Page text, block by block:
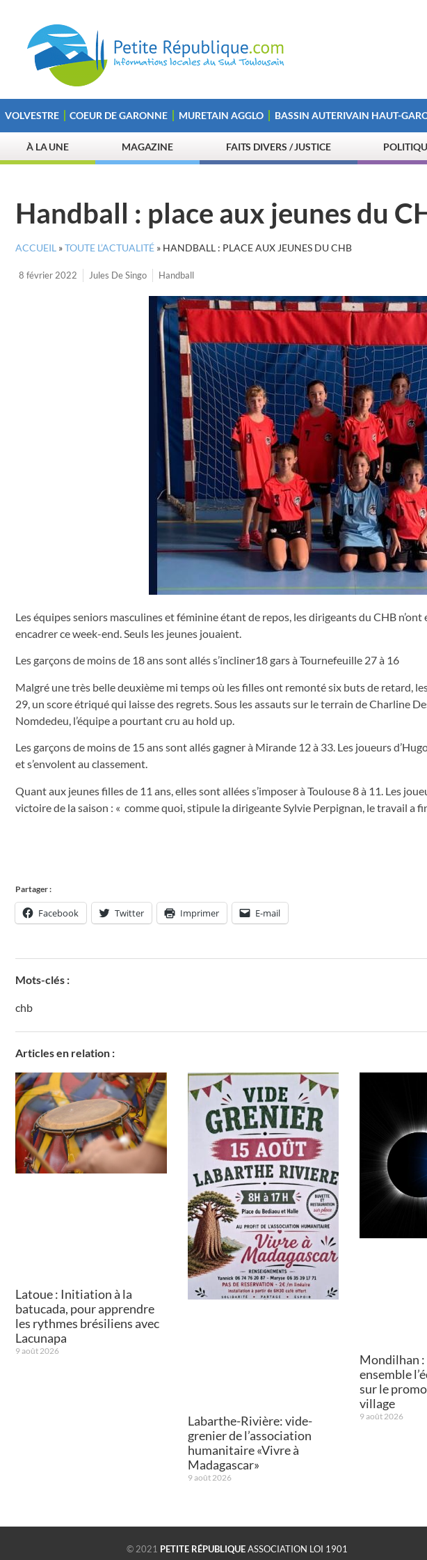
VOLVESTRE COEUR DE GARONNE MURETAIN AGGLO BASSIN AUTERIVAIN HAUT-
À LA UNE MAGAZINE FAITS DIVERS / JUSTICE
Handball : place aux jeunes du
ACCUEIL »TOUTE L’ACTUALITÉ » HANDBALL : PLACE AUX JEUNES DU CHB
8 février 2022 Jules De Singo Handball
Les équipes seniors masculines et féminine étant de repos, les dirigeants du CHB
encadrer ce week-end. Seuls les jeunes jouaient.
Les garçons de moins de 18 ans sont allés s’incliner18 gars à Tournefeuille 27 à 16
Malgré une très belle deuxième mi temps où les filles ont remonté six buts de retard,
29, un score étriqué qui laisse des regrets. Sous les assauts sur le terrain de Charline
Nomdedeu, l’équipe a pourtant cru au hold up.
Les garçons de moins de 15 ans sont allés gagner à Mirande 12 à 33. Les joueurs
et s’envolent au classement.
Quant aux jeunes filles de 11 ans, elles sont allées s’imposer à Toulouse 8 à 11. Les
victoire de la saison : « comme quoi, stipule la dirigeante Sylvie Perpignan, le travail a
Partager :
Facebook Twitter Imprimer E-mail
Mots-clés :
chb
Articles en relation :
Latoue : Initiation à la
batucada, pour apprendre
les rythmes brésiliens avec
Lacunapa
9 août 2026
Labarthe-Rivière: vide-
grenier de l’association
humanitaire «Vivre à
Madagascar»
9 août 2026
Mondilhan
ensemble
sur le
village
9 août 2026
© 2021 PETITE RÉPUBLIQUEASSOCIATION LOI 1901